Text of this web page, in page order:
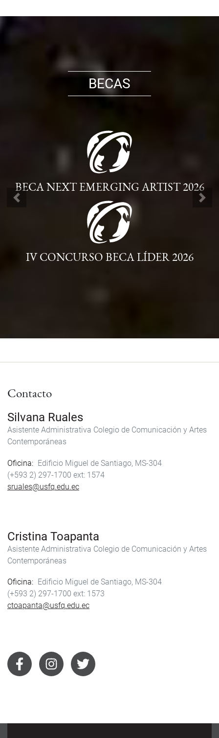
BECAS
BECA NEXT EMERGING ARTIST 2026
IV CONCURSO BECA LÍDER 2026
ANTERIOR
Contacto
Silvana Ruales
Asistente Administrativa Colegio de Comunicación y Artes
Contemporáneas
Oficina
Edificio Miguel de Santiago, MS-304
(+593 2) 297-1700
1574
sruales@usfq.edu.ec
Cristina Toapanta
Asistente Administrativa Colegio de Comunicación y Artes
Contemporáneas
Oficina
Edificio Miguel de Santiago, MS-304
(+593 2) 297-1700
1573
ctoapanta@usfq.edu.ec